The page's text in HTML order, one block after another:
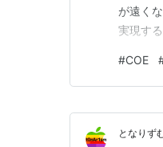
が遠く
実現す
れつき
え、日
#COE
となりず